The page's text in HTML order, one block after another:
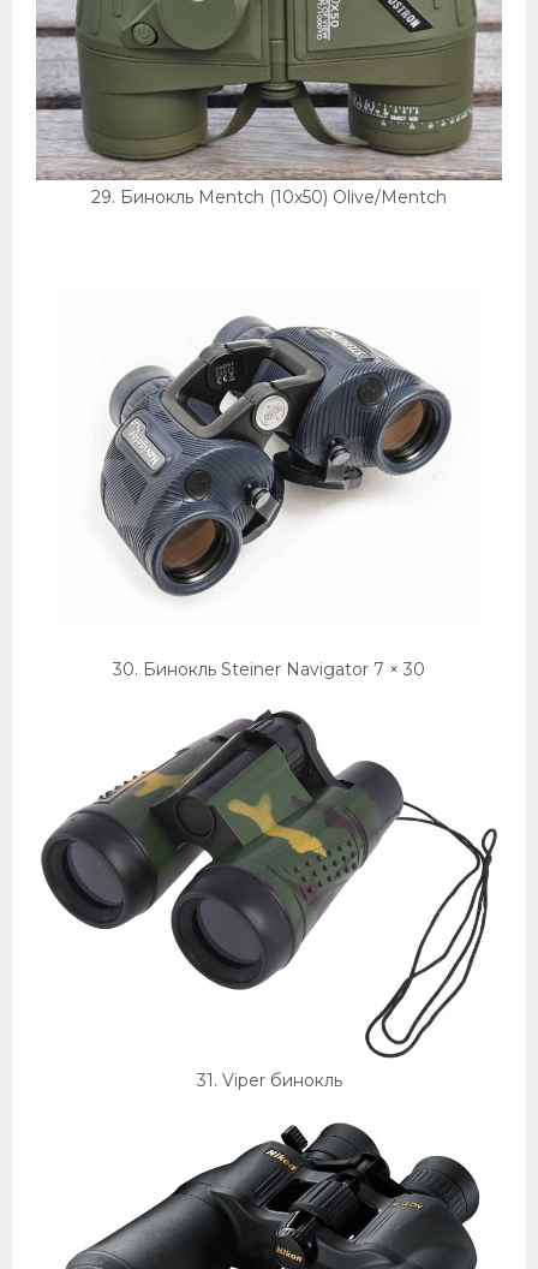
29. Бинокль Mentch (10x50) Olive/Mentch
30. Бинокль Steiner Navigator 7 × 30
31. Viper бинокль